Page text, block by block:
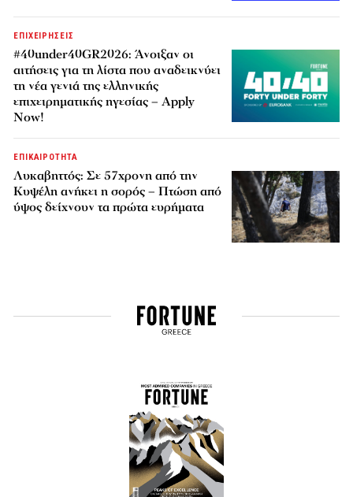
ΕΠΙΧΕΙΡΗΣΕΙΣ
#40under40GR2026: Άνοιξαν οι
αιτήσεις για τη λίστα που αναδεικνύει
τη νέα γενιά της ελληνικής
επιχειρηματικής ηγεσίας – Apply
Now!
ΕΠΙΚΑΙΡΟΤΗΤΑ
Λυκαβηττός: Σε 57χρονη από την
Κυψέλη ανήκει η σορός – Πτώση από
ύψος δείχνουν τα πρώτα ευρήματα